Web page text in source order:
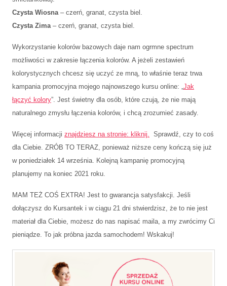
Czysta Wiosna– czerń, granat, czysta biel.
Czysta Zima– czerń, granat, czysta biel.
Wykorzystanie kolorów bazowych daje nam ogrmne spectrum
możliwości w zakresie łączenia kolorów. A jeżeli zestawień
kolorystycznych chcesz się uczyć ze mną, to właśnie teraz trwa
kampania promocyjna mojego najnowszego kursu online: „Jak
łączyć kolory”. Jest świetny dla osób, które czują, że nie mają
naturalnego zmysłu łączenia kolorów, i chcą zrozumieć zasady.
Więcej informacji znajdziesz na stronie: kliknij. Sprawdź, czy to coś
dla Ciebie. ZRÓB TO TERAZ, ponieważ niższe ceny kończą się już
w poniedziałek 14 września. Kolejną kampanię promocyjną
planujemy na koniec 2021 roku.
MAM TEŻ COŚ EXTRA! Jest to gwarancja satysfakcji. Jeśli
dołączysz do Kursantek i w ciągu 21 dni stwierdzisz, że to nie jest
materiał dla Ciebie, możesz do nas napisać maila, a my zwrócimy Ci
pieniądze. To jak próbna jazda samochodem! Wskakuj!